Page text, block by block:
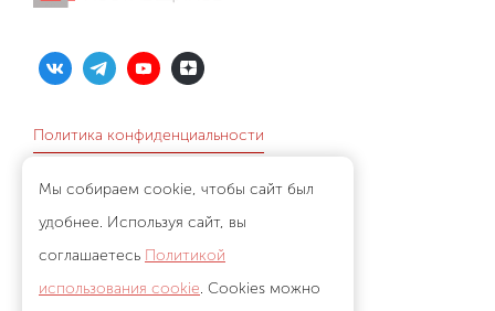
Политика конфиденциальности
Остались вопросы?
Мы собираем cookie, чтобы сайт был
удобнее. Используя сайт, вы
соглашаетесь Политикой
использования cookie. Cookies можно